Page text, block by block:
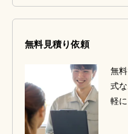
無料見積り依頼
無
式
軽